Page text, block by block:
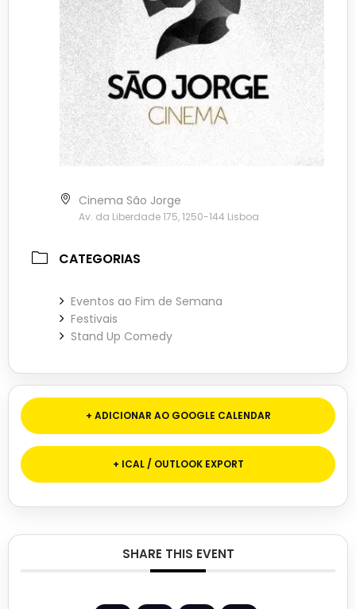
Cinema São Jorge
Av. da Liberdade 175, 1250-144 Lisboa
CATEGORIAS
Eventos ao Fim de Semana
Festivais
Stand Up Comedy
+ ADICIONAR AO GOOGLE CALENDAR
+ ICAL / OUTLOOK EXPORT
SHARE THIS EVENT